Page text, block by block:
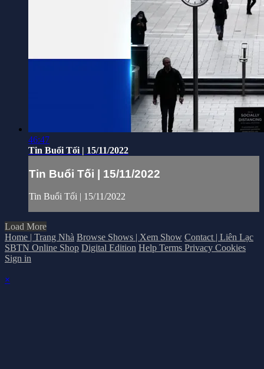
46:47
Tin Buổi Tối | 15/11/2022
Tin Buổi Tối | 15/11/2022
Tin Buổi Tối | 15/11/2022
Load More
Home | Trang Nhà Browse Shows | Xem Show Contact | Liên Lạc
SBTN Online Shop Digital Edition Help Terms Privacy Cookies
Sign in
×